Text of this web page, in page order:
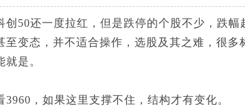
还一度拉红，但是跌停的个股不少，跌幅
至变态，并不适合操作，选股及其之难，很多
是。
，如果这里支撑不住，结构才有变化。